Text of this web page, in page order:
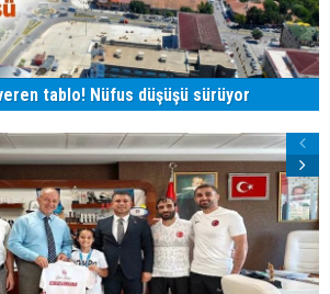
tablo! Nüfus düşüşü sürüyor